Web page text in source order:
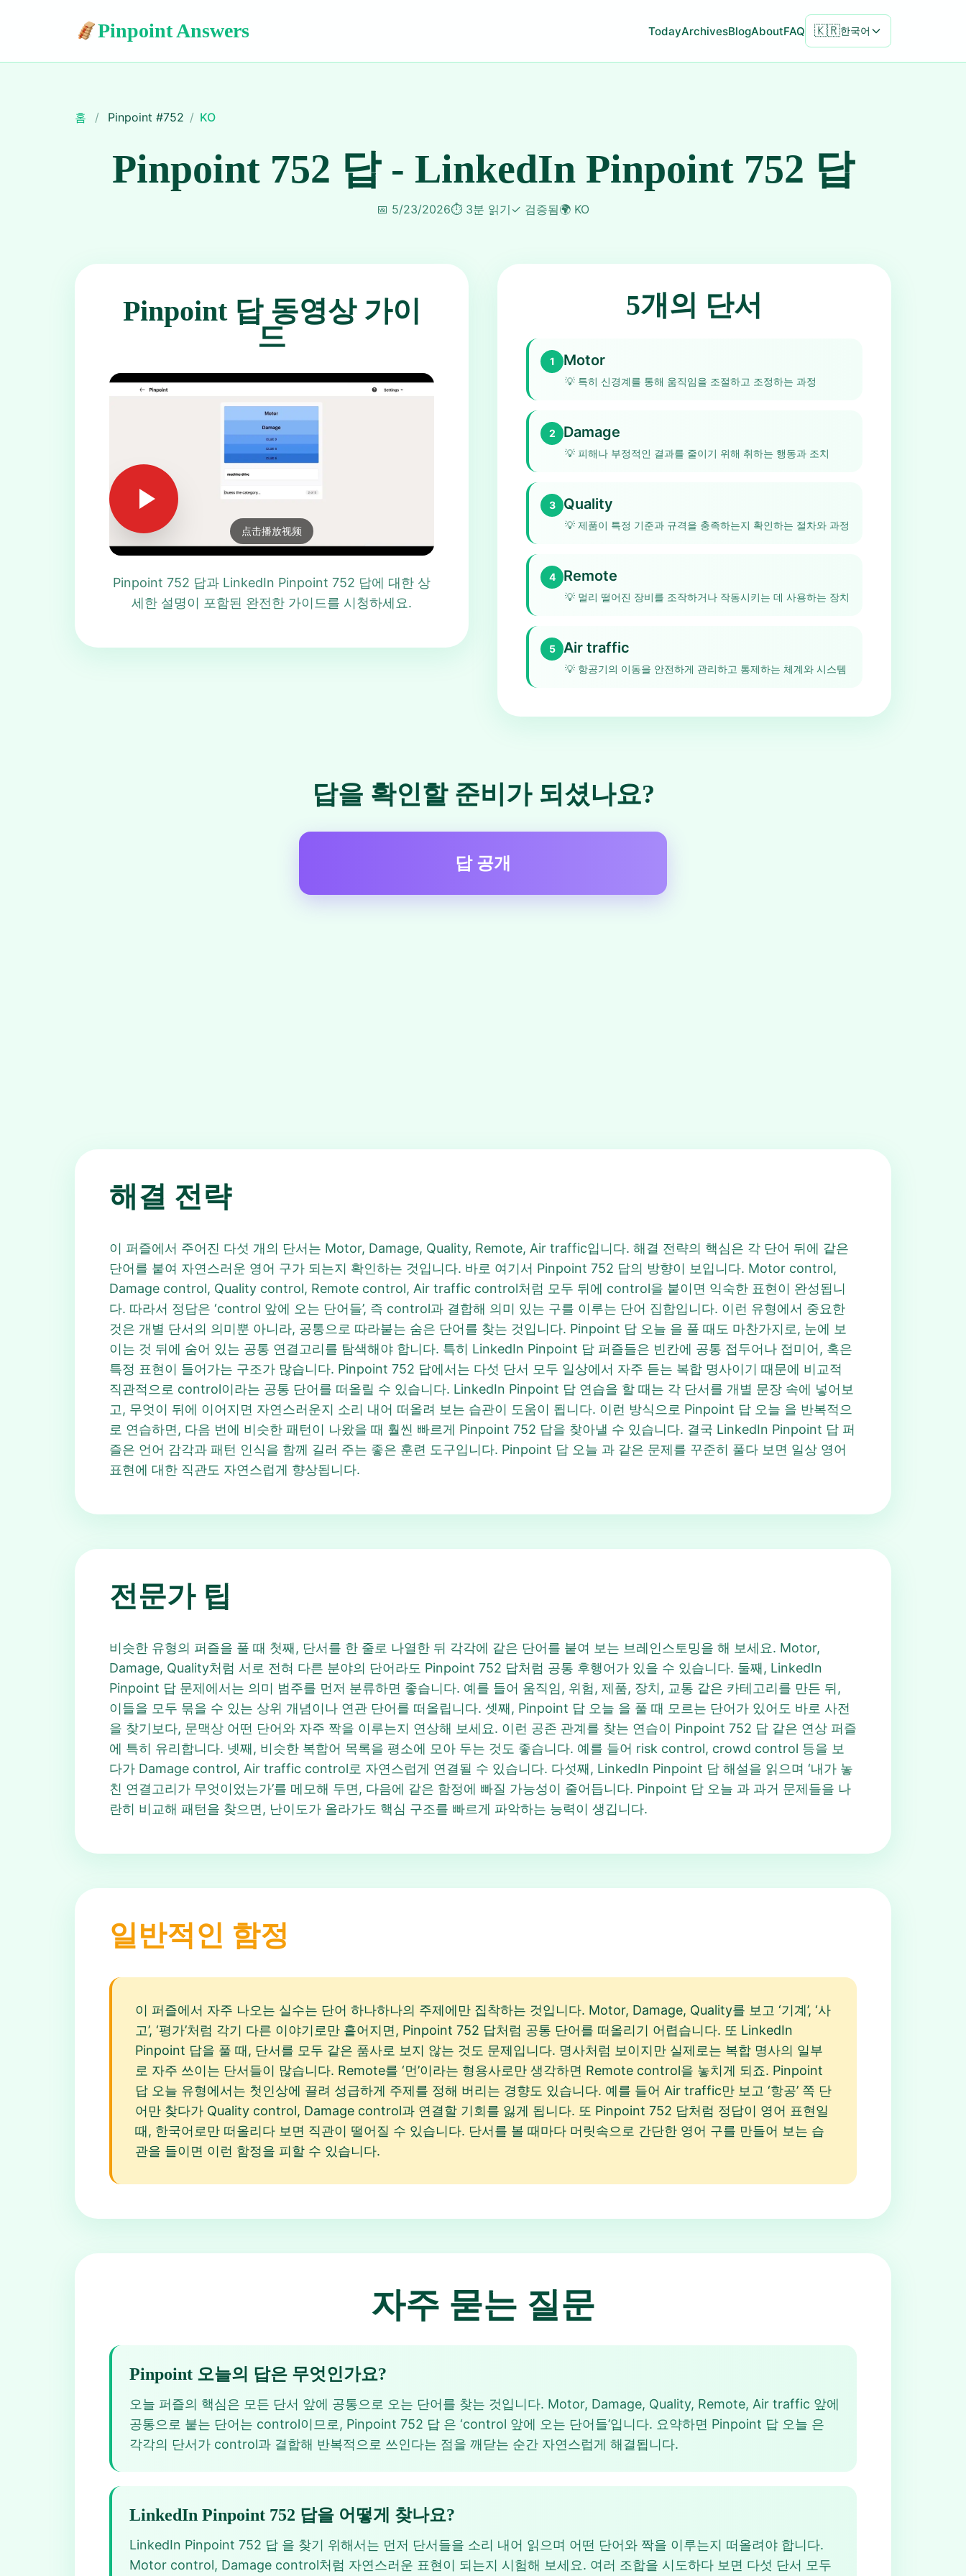
Pinpoint Answers TodayArchivesBlogAboutFAQ 🇰🇷한국어
홈 / Pinpoint #752 / KO
Pinpoint 752 답 - LinkedIn Pinpoint 752 답
📅 5/23/2026⏱️ 3분 읽기 ✓ 검증됨🌍 KO
Pinpoint 답 동영상 가이
드
点击播放视频
Pinpoint 752 답과 LinkedIn Pinpoint 752 답에 대한 상
세한 설명이 포함된 완전한 가이드를 시청하세요.
5개의 단서
1 Motor
💡 특히 신경계를 통해 움직임을 조절하고 조정하는 과정
2 Damage
💡 피해나 부정적인 결과를 줄이기 위해 취하는 행동과 조치
3 Quality
💡 제품이 특정 기준과 규격을 충족하는지 확인하는 절차와 과정
4 Remote
💡 멀리 떨어진 장비를 조작하거나 작동시키는 데 사용하는 장치
5 Air traffic
💡 항공기의 이동을 안전하게 관리하고 통제하는 체계와 시스템
답을 확인할 준비가 되셨나요?
답 공개
해결 전략
이 퍼즐에서 주어진 다섯 개의 단서는 Motor, Damage, Quality, Remote, Air traffic입니다. 해결 전략의 핵심은 각 단어 뒤에 같은
단어를 붙여 자연스러운 영어 구가 되는지 확인하는 것입니다. 바로 여기서 Pinpoint 752 답의 방향이 보입니다. Motor control,
Damage control, Quality control, Remote control, Air traffic control처럼 모두 뒤에 control을 붙이면 익숙한 표현이 완성됩니
다. 따라서 정답은 ‘control 앞에 오는 단어들’, 즉 control과 결합해 의미 있는 구를 이루는 단어 집합입니다. 이런 유형에서 중요한
것은 개별 단서의 의미뿐 아니라, 공통으로 따라붙는 숨은 단어를 찾는 것입니다. Pinpoint 답 오늘 을 풀 때도 마찬가지로, 눈에 보
이는 것 뒤에 숨어 있는 공통 연결고리를 탐색해야 합니다. 특히 LinkedIn Pinpoint 답 퍼즐들은 빈칸에 공통 접두어나 접미어, 혹은
특정 표현이 들어가는 구조가 많습니다. Pinpoint 752 답에서는 다섯 단서 모두 일상에서 자주 듣는 복합 명사이기 때문에 비교적
직관적으로 control이라는 공통 단어를 떠올릴 수 있습니다. LinkedIn Pinpoint 답 연습을 할 때는 각 단서를 개별 문장 속에 넣어보
고, 무엇이 뒤에 이어지면 자연스러운지 소리 내어 떠올려 보는 습관이 도움이 됩니다. 이런 방식으로 Pinpoint 답 오늘 을 반복적으
로 연습하면, 다음 번에 비슷한 패턴이 나왔을 때 훨씬 빠르게 Pinpoint 752 답을 찾아낼 수 있습니다. 결국 LinkedIn Pinpoint 답 퍼
즐은 언어 감각과 패턴 인식을 함께 길러 주는 좋은 훈련 도구입니다. Pinpoint 답 오늘 과 같은 문제를 꾸준히 풀다 보면 일상 영어
표현에 대한 직관도 자연스럽게 향상됩니다.
전문가 팁
비슷한 유형의 퍼즐을 풀 때 첫째, 단서를 한 줄로 나열한 뒤 각각에 같은 단어를 붙여 보는 브레인스토밍을 해 보세요. Motor,
Damage, Quality처럼 서로 전혀 다른 분야의 단어라도 Pinpoint 752 답처럼 공통 후행어가 있을 수 있습니다. 둘째, LinkedIn
Pinpoint 답 문제에서는 의미 범주를 먼저 분류하면 좋습니다. 예를 들어 움직임, 위험, 제품, 장치, 교통 같은 카테고리를 만든 뒤,
이들을 모두 묶을 수 있는 상위 개념이나 연관 단어를 떠올립니다. 셋째, Pinpoint 답 오늘 을 풀 때 모르는 단어가 있어도 바로 사전
을 찾기보다, 문맥상 어떤 단어와 자주 짝을 이루는지 연상해 보세요. 이런 공존 관계를 찾는 연습이 Pinpoint 752 답 같은 연상 퍼즐
에 특히 유리합니다. 넷째, 비슷한 복합어 목록을 평소에 모아 두는 것도 좋습니다. 예를 들어 risk control, crowd control 등을 보
다가 Damage control, Air traffic control로 자연스럽게 연결될 수 있습니다. 다섯째, LinkedIn Pinpoint 답 해설을 읽으며 ‘내가 놓
친 연결고리가 무엇이었는가’를 메모해 두면, 다음에 같은 함정에 빠질 가능성이 줄어듭니다. Pinpoint 답 오늘 과 과거 문제들을 나
란히 비교해 패턴을 찾으면, 난이도가 올라가도 핵심 구조를 빠르게 파악하는 능력이 생깁니다.
일반적인 함정
이 퍼즐에서 자주 나오는 실수는 단어 하나하나의 주제에만 집착하는 것입니다. Motor, Damage, Quality를 보고 ‘기계’, ‘사
고’, ‘평가’처럼 각기 다른 이야기로만 흩어지면, Pinpoint 752 답처럼 공통 단어를 떠올리기 어렵습니다. 또 LinkedIn
Pinpoint 답을 풀 때, 단서를 모두 같은 품사로 보지 않는 것도 문제입니다. 명사처럼 보이지만 실제로는 복합 명사의 일부
로 자주 쓰이는 단서들이 많습니다. Remote를 ‘먼’이라는 형용사로만 생각하면 Remote control을 놓치게 되죠. Pinpoint
답 오늘 유형에서는 첫인상에 끌려 성급하게 주제를 정해 버리는 경향도 있습니다. 예를 들어 Air traffic만 보고 ‘항공’ 쪽 단
어만 찾다가 Quality control, Damage control과 연결할 기회를 잃게 됩니다. 또 Pinpoint 752 답처럼 정답이 영어 표현일
때, 한국어로만 떠올리다 보면 직관이 떨어질 수 있습니다. 단서를 볼 때마다 머릿속으로 간단한 영어 구를 만들어 보는 습
관을 들이면 이런 함정을 피할 수 있습니다.
자주 묻는 질문
Pinpoint 오늘의 답은 무엇인가요?
오늘 퍼즐의 핵심은 모든 단서 앞에 공통으로 오는 단어를 찾는 것입니다. Motor, Damage, Quality, Remote, Air traffic 앞에
공통으로 붙는 단어는 control이므로, Pinpoint 752 답 은 ‘control 앞에 오는 단어들’입니다. 요약하면 Pinpoint 답 오늘 은
각각의 단서가 control과 결합해 반복적으로 쓰인다는 점을 깨닫는 순간 자연스럽게 해결됩니다.
LinkedIn Pinpoint 752 답을 어떻게 찾나요?
LinkedIn Pinpoint 752 답 을 찾기 위해서는 먼저 단서들을 소리 내어 읽으며 어떤 단어와 짝을 이루는지 떠올려야 합니다.
Motor control, Damage control처럼 자연스러운 표현이 되는지 시험해 보세요. 여러 조합을 시도하다 보면 다섯 단서 모두